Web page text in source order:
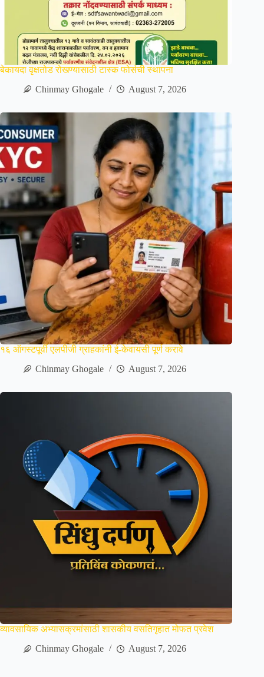
बेकायदा वृक्षतोड रोखण्यासाठी टास्क फोर्सची स्थापना
Chinmay Ghogale
August 7, 2026
१६ ऑगस्टपूर्वी एलपीजी ग्राहकांनी ई-केवायसी पूर्ण करावे
Chinmay Ghogale
August 7, 2026
व्यावसायिक अभ्यासक्रमांसाठी शासकीय वसतिगृहात मोफत प्रवेश
Chinmay Ghogale
August 7, 2026